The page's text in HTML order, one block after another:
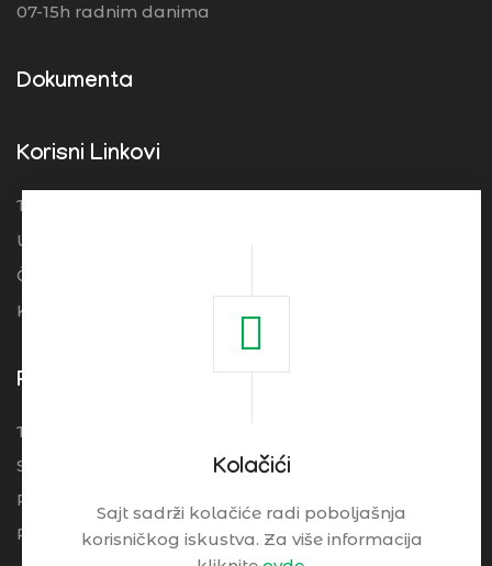
Kolačići
Sajt sadrži kolačiće radi poboljašnja
korisničkog iskustva. Za više informacija
07-15h radnim danima
Dokumenta
Korisni Linkovi
Turistička organizacija Srbije
Ugostitelji
Često postavljena pitanja
Kolačići
Pogledajte
Turistički Cenrtar Brzeće
Smeštaj
Restorani
Praktične Informacije